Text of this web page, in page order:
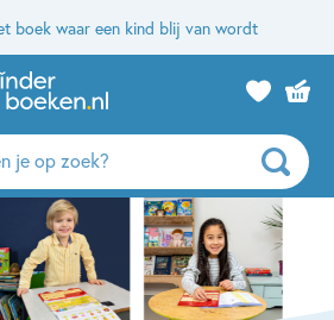
boek waar een kind blij van wordt